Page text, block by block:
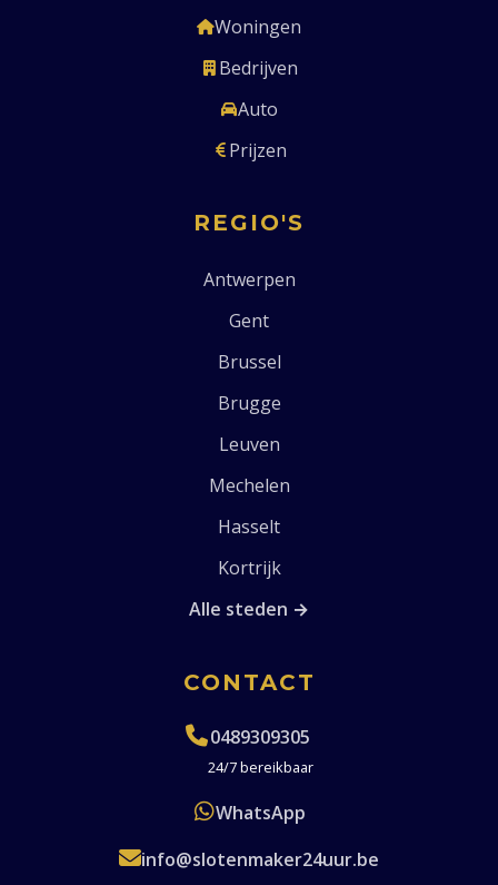
Woningen
Bedrijven
Auto
Prijzen
REGIO'S
Antwerpen
Gent
Brussel
Brugge
Leuven
Mechelen
Hasselt
Kortrijk
Alle steden →
CONTACT
0489309305
24/7 bereikbaar
WhatsApp
info@slotenmaker24uur.be